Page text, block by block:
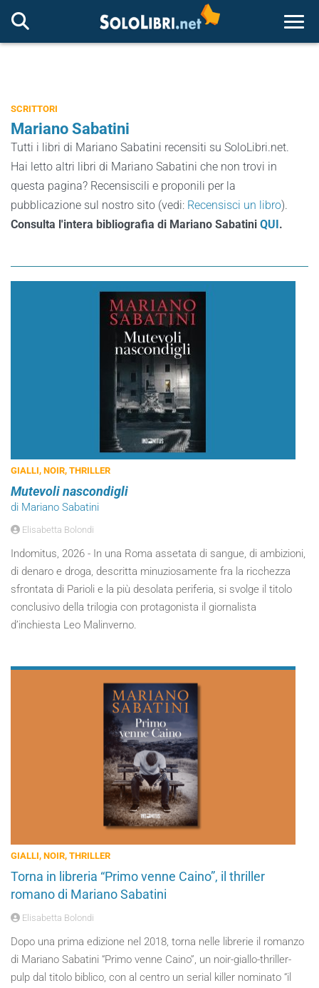
SCRITTORI
Mariano Sabatini
Tutti i libri di Mariano Sabatini recensiti su SoloLibri.net.
Hai letto altri libri di Mariano Sabatini che non trovi in
questa pagina? Recensiscili e proponili per la
pubblicazione sul nostro sito (vedi: Recensisci un libro).
Consulta l'intera bibliografia di Mariano Sabatini QUI.
GIALLI, NOIR, THRILLER
Mutevoli nascondigli
di Mariano Sabatini
Elisabetta Bolondi
Indomitus, 2026 - In una Roma assetata di sangue, di ambizioni,
di denaro e droga, descritta minuziosamente fra la ricchezza
sfrontata di Parioli e la più desolata periferia, si svolge il titolo
conclusivo della trilogia con protagonista il giornalista
d’inchiesta Leo Malinverno.
GIALLI, NOIR, THRILLER
Torna in libreria “Primo venne Caino”, il thriller
romano di Mariano Sabatini
Elisabetta Bolondi
Dopo una prima edizione nel 2018, torna nelle librerie il romanzo
di Mariano Sabatini “Primo venne Caino”, un noir-giallo-thriller-
pulp dal titolo biblico, con al centro un serial killer nominato “il